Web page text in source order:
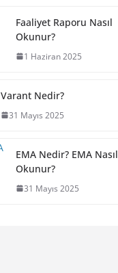
Faaliyet Raporu Nasıl
Okunur?
1 Haziran 2025
Varant Nedir?
31 Mayıs 2025
EMA Nedir? EMA Nasıl
Okunur?
31 Mayıs 2025